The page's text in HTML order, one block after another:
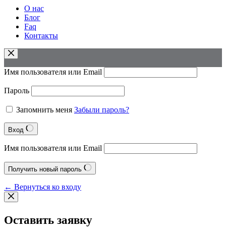
О нас
Блог
Faq
Контакты
Имя пользователя или Email
Пароль
Запомнить меня Забыли пароль?
Вход
Имя пользователя или Email
Получить новый пароль
← Вернуться ко входу
Оставить заявку